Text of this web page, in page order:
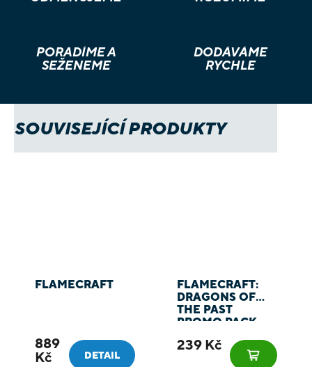
PORADÍME A
SEŽENEME
DODÁVÁME
RYCHLE
SOUVISEJÍCÍ PRODUKTY
FLAMECRAFT
889
Kč
DETAIL
FLAMECRAFT:
DRAGONS OF
THE PAST
PROMO PACK
239 Kč